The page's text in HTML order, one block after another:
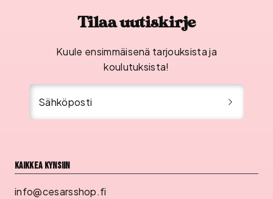
Tilaa uutiskirje
Kuule ensimmäisenä tarjouksista ja
koulutuksista!
Sähköposti
Kaikkea kynsiin
info@cesarsshop.fi